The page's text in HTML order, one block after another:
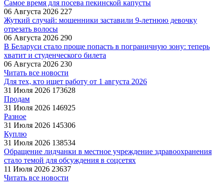
Самое время для посева пекинской капусты
06 Августа 2026 227
Жуткий случай: мошенники заставили 9‑летнюю девочку
отрезать волосы
06 Августа 2026 290
В Беларуси стало проще попасть в пограничную зону: теперь
хватит и студенческого билета
06 Августа 2026 230
Читать все новости
Для тех, кто ищет работу от 1 августа 2026
31 Июля 2026 173628
Продам
31 Июля 2026 146925
Разное
31 Июля 2026 145306
Куплю
31 Июля 2026 138534
Обращение лидчанки в местное учреждение здравоохранения
стало темой для обсуждения в соцсетях
11 Июля 2026 23637
Читать все новости